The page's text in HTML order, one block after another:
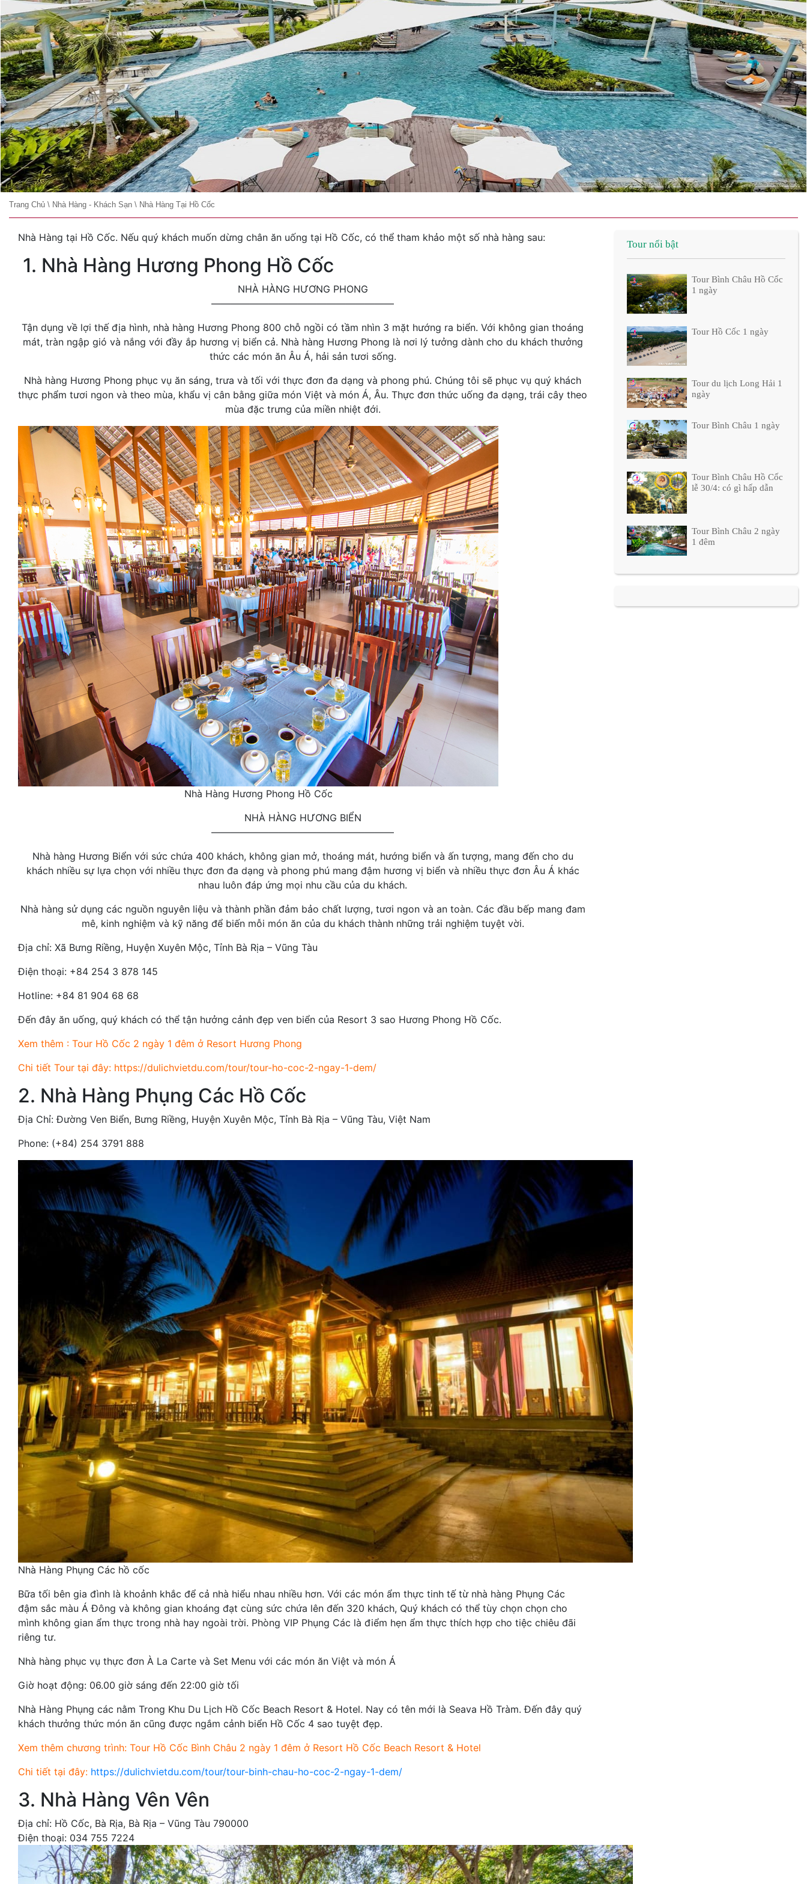
Trang Chủ \ Nhà Hàng - Khách Sạn \ Nhà Hàng Tại Hồ Cốc
Nhà Hàng tại Hồ Cốc. Nếu quý khách muốn dừng chân ăn uống tại Hồ Cốc, có thể tham khảo một số nhà hàng sau:
1. Nhà Hàng Hương Phong Hồ Cốc
NHÀ HÀNG HƯƠNG PHONG
———————————————————
Tận dụng về lợi thế địa hình, nhà hàng Hương Phong 800 chỗ ngồi có tầm nhìn 3 mặt hướng ra biển. Với không gian thoáng
mát, tràn ngập gió và nắng với đầy ắp hương vị biển cả. Nhà hàng Hương Phong là nơi lý tưởng dành cho du khách thưởng
thức các món ăn Âu Á, hải sản tươi sống.
Nhà hàng Hương Phong phục vụ ăn sáng, trưa và tối với thực đơn đa dạng và phong phú. Chúng tôi sẽ phục vụ quý khách
thực phẩm tươi ngon và theo mùa, khẩu vị cân bằng giữa món Việt và món Á, Âu. Thực đơn thức uống đa dạng, trái cây theo
mùa đặc trưng của miền nhiệt đới.
Nhà Hàng Hương Phong Hồ Cốc
NHÀ HÀNG HƯƠNG BIỂN
———————————————————
Nhà hàng Hương Biển với sức chứa 400 khách, không gian mở, thoáng mát, hướng biển và ấn tượng, mang đến cho du
khách nhiều sự lựa chọn với nhiều thực đơn đa dạng và phong phú mang đậm hương vị biển và nhiều thực đơn Âu Á khác
nhau luôn đáp ứng mọi nhu cầu của du khách.
Nhà hàng sử dụng các nguồn nguyên liệu và thành phần đảm bảo chất lượng, tươi ngon và an toàn. Các đầu bếp mang đam
mê, kinh nghiệm và kỹ năng để biến mỗi món ăn của du khách thành những trải nghiệm tuyệt vời.
Địa chỉ: Xã Bưng Riềng, Huyện Xuyên Mộc, Tỉnh Bà Rịa – Vũng Tàu
Điện thoại: +84 254 3 878 145
Hotline: +84 81 904 68 68
Đến đây ăn uống, quý khách có thể tận hưởng cảnh đẹp ven biển của Resort 3 sao Hương Phong Hồ Cốc.
Xem thêm : Tour Hồ Cốc 2 ngày 1 đêm ở Resort Hương Phong
Chi tiết Tour tại đây: https://dulichvietdu.com/tour/tour-ho-coc-2-ngay-1-dem/
2. Nhà Hàng Phụng Các Hồ Cốc
Địa Chỉ: Đường Ven Biển, Bưng Riềng, Huyện Xuyên Mộc, Tỉnh Bà Rịa – Vũng Tàu, Việt Nam
Phone: (+84) 254 3791 888
Nhà Hàng Phụng Các hồ cốc
Bữa tối bên gia đình là khoảnh khắc để cả nhà hiểu nhau nhiều hơn. Với các món ẩm thực tinh tế từ nhà hàng Phụng Các
đậm sắc màu Á Đông và không gian khoáng đạt cùng sức chứa lên đến 320 khách, Quý khách có thể tùy chọn chọn cho
mình không gian ẩm thực trong nhà hay ngoài trời. Phòng VIP Phụng Các là điểm hẹn ẩm thực thích hợp cho tiệc chiêu đãi
riêng tư.
Nhà hàng phục vụ thực đơn À La Carte và Set Menu với các món ăn Việt và món Á
Giờ hoạt động: 06.00 giờ sáng đến 22:00 giờ tối
Nhà Hàng Phụng các nằm Trong Khu Du Lịch Hồ Cốc Beach Resort & Hotel. Nay có tên mới là Seava Hồ Tràm. Đến đây quý
khách thưởng thức món ăn cũng được ngắm cảnh biển Hồ Cốc 4 sao tuyệt đẹp.
Xem thêm chương trình: Tour Hồ Cốc Bình Châu 2 ngày 1 đêm ở Resort Hồ Cốc Beach Resort & Hotel
Chi tiết tại đây: https://dulichvietdu.com/tour/tour-binh-chau-ho-coc-2-ngay-1-dem/
3. Nhà Hàng Vên Vên
Địa chỉ: Hồ Cốc, Bà Rịa, Bà Rịa – Vũng Tàu 790000
Điện thoại: 034 755 7224
Tour nổi bật
Tour Bình Châu Hồ Cốc
1 ngày
Tour Hồ Cốc 1 ngày
Tour du lịch Long Hải 1
ngày
Tour Bình Châu 1 ngày
Tour Bình Châu Hồ Cốc
lễ 30/4: có gì hấp dẫn
Tour Bình Châu 2 ngày
1 đêm